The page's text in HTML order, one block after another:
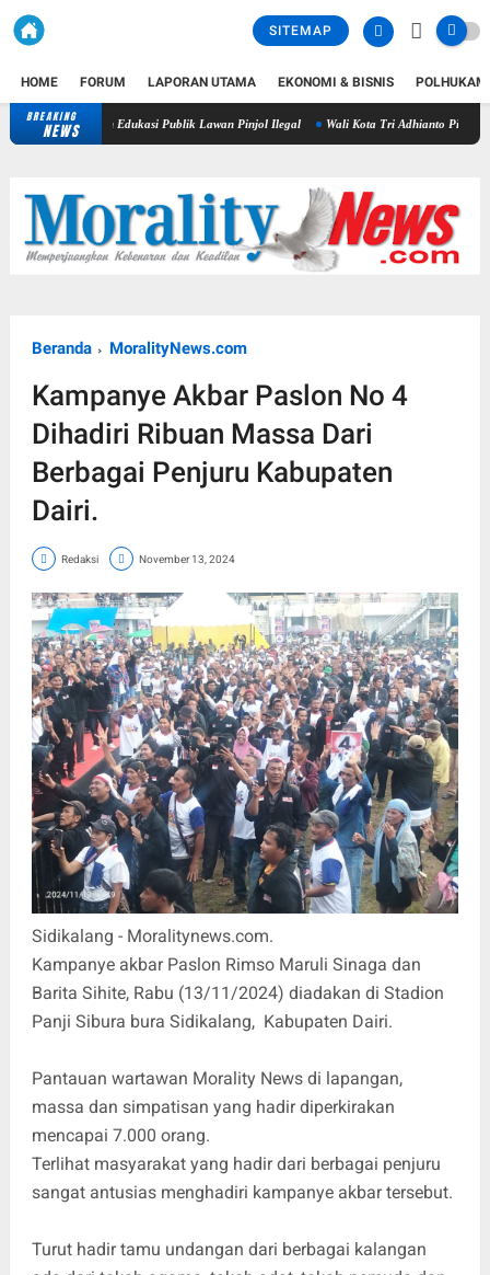
SITEMAP
HOME FORUM LAPORAN UTAMA EKONOMI & BISNIS POLHUKAM
BREAKING
NEWS
Edukasi Publik Lawan Pinjol Ilegal Wali Kota Tri Adhianto Pimpin Rapat MCSP-
Beranda MoralityNews.com
Kampanye Akbar Paslon No 4
Dihadiri Ribuan Massa Dari
Berbagai Penjuru Kabupaten
Dairi.
Redaksi November 13, 2024
Sidikalang - Moralitynews.com.
Kampanye akbar Paslon Rimso Maruli Sinaga dan
Barita Sihite, Rabu (13/11/2024) diadakan di Stadion
Panji Sibura bura Sidikalang, Kabupaten Dairi.
Pantauan wartawan Morality News di lapangan,
massa dan simpatisan yang hadir diperkirakan
mencapai 7.000 orang.
Terlihat masyarakat yang hadir dari berbagai penjuru
sangat antusias menghadiri kampanye akbar tersebut.
Turut hadir tamu undangan dari berbagai kalangan